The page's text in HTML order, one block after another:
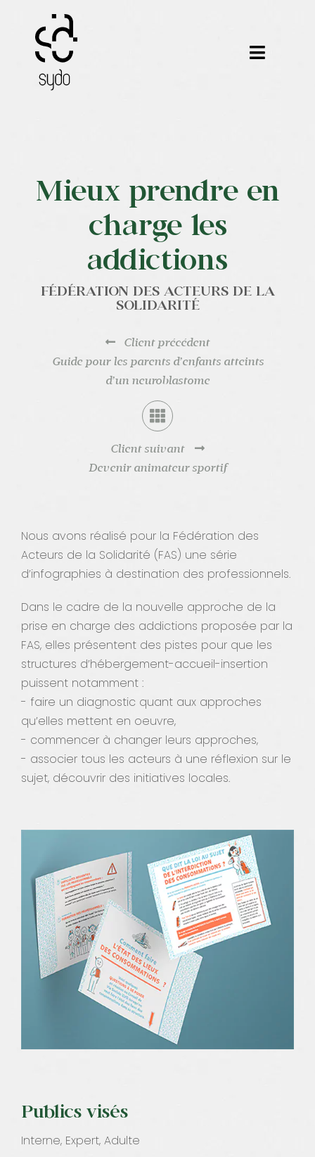
contenu
Toggle
Nos formations
Nos réalisations
Notre équipe
Contact
Mieux prendre en
charge les
addictions
FÉDÉRATION DES ACTEURS DE LA
SOLIDARITÉ
Client précédent
Guide pour les parents d’enfants atteints
d’un neuroblastome
Client suivant
Devenir animateur sportif
Nous avons réalisé pour la Fédération des
Acteurs de la Solidarité (FAS) une série
d’infographies à destination des professionnels.
Dans le cadre de la nouvelle approche de la
prise en charge des addictions proposée par la
FAS, elles présentent des pistes pour que les
structures d’hébergement-accueil-insertion
puissent notamment :
- faire un diagnostic quant aux approches
qu’elles mettent en oeuvre,
- commencer à changer leurs approches,
- associer tous les acteurs à une réflexion sur le
sujet, découvrir des initiatives locales.
Publics visés
Interne, Expert, Adulte